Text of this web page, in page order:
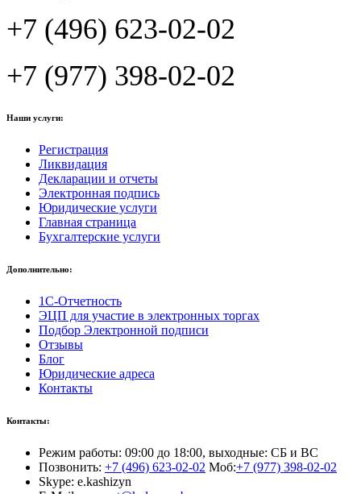
+7 (496) 623-02-02
+7 (977) 398-02-02
Наши услуги:
Регистрация
Ликвидация
Декларации и отчеты
Электронная подпись
Юридические услуги
Главная страница
Бухгалтерские услуги
Дополнительно:
1С-Отчетность
ЭЦП для участие в электронных торгах
Подбор Электронной подписи
Отзывы
Блог
Юридические адреса
Контакты
Контакты:
Режим работы: 09:00 до 18:00, выходные: СБ и ВС
Позвонить: +7 (496) 623-02-02 Моб:+7 (977) 398-02-02
Skype: e.kashizyn